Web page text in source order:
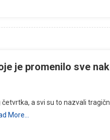
je promenilo sve
a svi su to nazvali
More…